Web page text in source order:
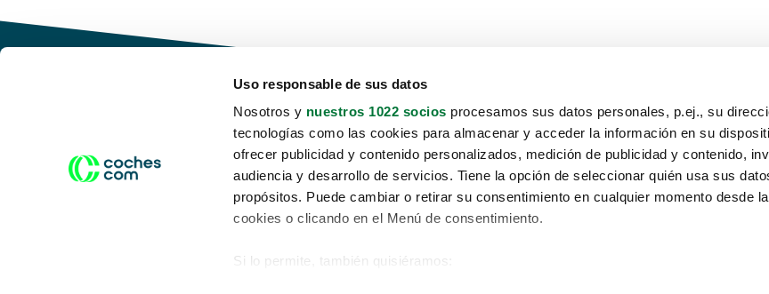
Uso responsable de sus datos
Nosotros y nuestros 1022 socios procesamos sus datos personales, p.ej., su
tecnologías como las cookies para almacenar y acceder la información en su
ofrecer publicidad y contenido personalizados, medición de publicidad y contenido,
audiencia y desarrollo de servicios. Tiene la opción de seleccionar quién usa sus
propósitos. Puede cambiar o retirar su consentimiento en cualquier momento desde
cookies o clicando en el Menú de consentimiento.
Si lo permite, también quisiéramos:
Conduce tu futuro,
desata tu movilidad